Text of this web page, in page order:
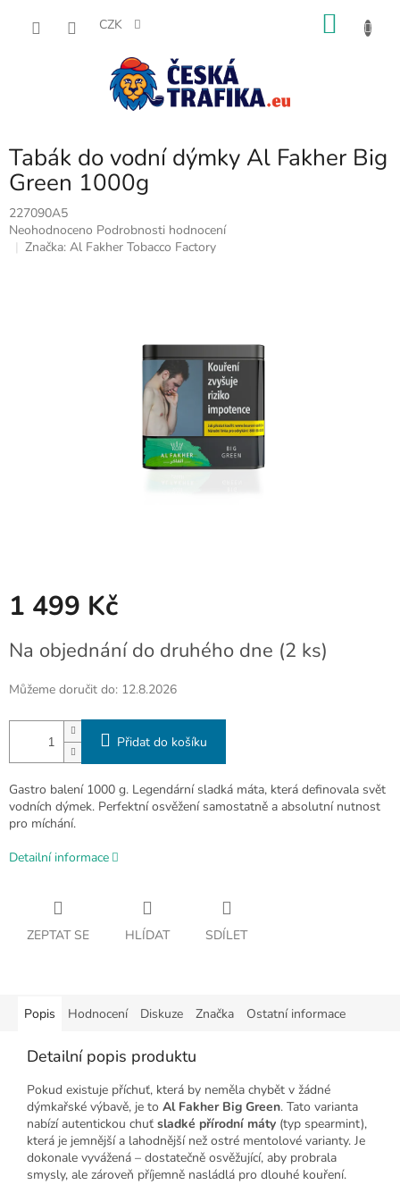
CZK
Tabák do vodní dýmky Al Fakher Big
Green 1000g
227090A5
Průměrné
hodnocení
Neohodnoceno Podrobnosti hodnocení
Značka: Al Fakher Tobacco Factory
1 499 Kč
cena:
Na objednání do druhého dne (2 ks)
Můžeme doručit do: 12.8.2026
Přidat do košíku
Gastro balení 1000 g. Legendární sladká máta, která definovala svět
vodních dýmek. Perfektní osvěžení samostatně a absolutní nutnost
pro míchání.
Detailní informace
ZEPTAT SE HLÍDAT SDÍLET
Popis Hodnocení Diskuze Značka Ostatní informace
Detailní popis produktu
Pokud existuje příchuť, která by neměla chybět v žádné
dýmkařské výbavě, je to Al Fakher Big Green. Tato varianta
nabízí autentickou chuť sladké přírodní máty (typ spearmint),
která je jemnější a lahodnější než ostré mentolové varianty. Je
dokonale vyvážená – dostatečně osvěžující, aby probrala
smysly, ale zároveň příjemně nasládlá pro dlouhé kouření.